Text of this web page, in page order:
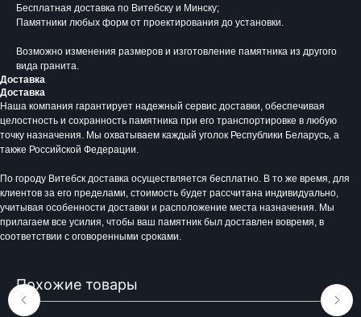
Бесплатная доставка по Витебску и Минску;
Памятники любых форм от проектирования до установки.
Возможно изменения размеров и изготовление памятника из другого
вида гранита.
Доставка
Доставка
Наша компания гарантирует надежный сервис доставки, обеспечивая
целостность и сохранность памятника при его транспортировке в любую
точку назначения. Мы охватываем каждый уголок Республики Беларусь, а
также Российской Федерации.
По городу Витебск доставка осуществляется бесплатно. В то же время, для
клиентов за его пределами, стоимость будет рассчитана индивидуально,
учитывая особенности доставки и расположение места назначения. Мы
прилагаем все усилия, чтобы ваш памятник был доставлен вовремя, в
соответствии с оговоренными сроками.
Похожие товары
Телефон (Viber, Wa): +375 (33) 333-80-33
Email (общая): info@bgranit.by
УНП: 391936924
Адрес: г. Витебск, ул. Генерала
Белобородова 4а 1 этаж 108 помещение
Время работы:
Вторник - Суббота:
С 10.00 - 19.00
Воскресенье: Выходной
Производство мемориальной продукции
любой сложности без посредников